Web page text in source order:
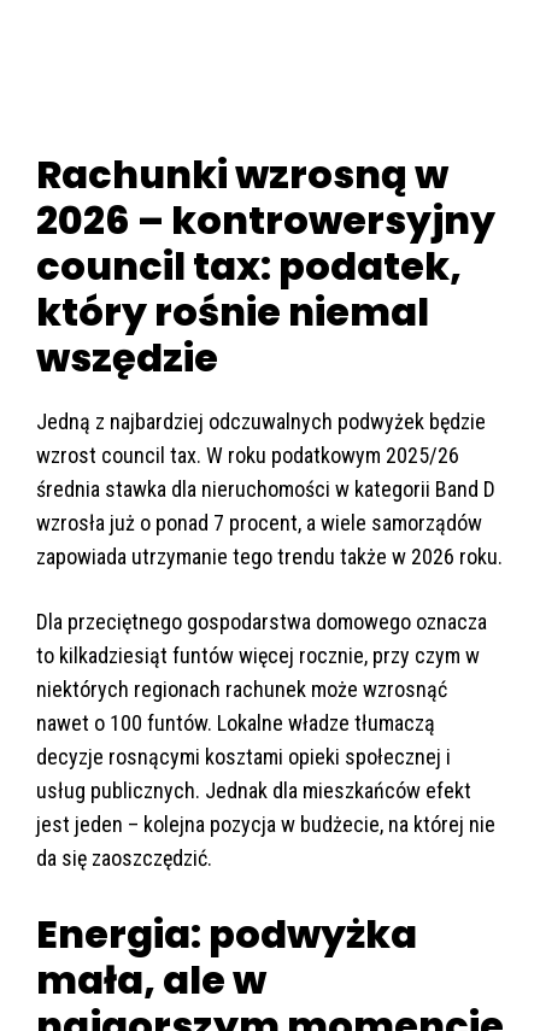
Rachunki wzrosną w
2026 – kontrowersyjny
council tax: podatek,
który rośnie niemal
wszędzie
Jedną z najbardziej odczuwalnych podwyżek będzie
wzrost council tax. W roku podatkowym 2025/26
średnia stawka dla nieruchomości w kategorii Band D
wzrosła już o ponad 7 procent, a wiele samorządów
zapowiada utrzymanie tego trendu także w 2026 roku.
Dla przeciętnego gospodarstwa domowego oznacza
to kilkadziesiąt funtów więcej rocznie, przy czym w
niektórych regionach rachunek może wzrosnąć
nawet o 100 funtów. Lokalne władze tłumaczą
decyzje rosnącymi kosztami opieki społecznej i
usług publicznych. Jednak dla mieszkańców efekt
jest jeden – kolejna pozycja w budżecie, na której nie
da się zaoszczędzić.
Energia: podwyżka
mała, ale w